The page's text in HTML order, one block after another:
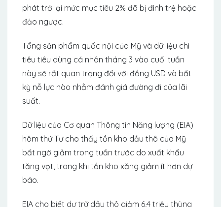
phát trở lại mức mục tiêu 2% đã bị đình trệ hoặc
đảo ngược.
Tổng sản phẩm quốc nội của Mỹ và dữ liệu chi
tiêu tiêu dùng cá nhân tháng 3 vào cuối tuần
này sẽ rất quan trọng đối với đồng USD và bất
kỳ nỗ lực nào nhằm đánh giá đường đi của lãi
suất.
Dữ liệu của Cơ quan Thông tin Năng lượng (EIA)
hôm thứ Tư cho thấy tồn kho dầu thô của Mỹ
bất ngờ giảm trong tuần trước do xuất khẩu
tăng vọt, trong khi tồn kho xăng giảm ít hơn dự
báo.
EIA cho biết dự trữ dầu thô giảm 6,4 triệu thùng